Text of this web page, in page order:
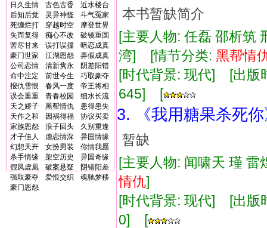
日久生情
古色古香
近水楼台
后知后觉
灵异神怪
斗气冤家
死缠烂打
穿越时空
摩登世界
失而复得
痴心不改
破镜重圆
苦尽甘来
误打误撞
暗恋成真
豪门世家
江湖恩怨
弄假成真
公司恋情
清新隽永
阴差阳错
命中注定
前世今生
巧取豪夺
报仇雪恨
春风一度
帝王将相
误会重重
青春校园
细水长流
天之娇子
黑帮情仇
患得患失
天作之和
因祸得福
协议买卖
家族恩怨
浪子回头
久别重逢
才子佳人
虐恋情深
异国情缘
幻想天开
女扮男装
你情我愿
杀手情缘
架空历史
异国奇缘
假凤虚凰
破案悬疑
阴错阳差
强取豪夺
爱恨交织
魂驰梦移
豪门恩怨
本书暂缺简介
[主要人物: 任磊 邵析筑
湾] [情节分类: 黑帮情
[时代背景: 现代] [出
645] [
3. 《我用糖果杀死
暂缺
[主要人物: 闻啸天 瑾
情仇]
[时代背景: 现代] [出
0] [